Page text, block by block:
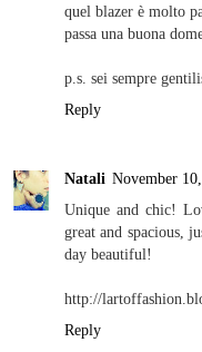
quel blazer è molto
passa una buona
p.s. sei sempre
Reply
Natali November
Unique and chic!
great and spacious,
day beautiful!
http://
Reply